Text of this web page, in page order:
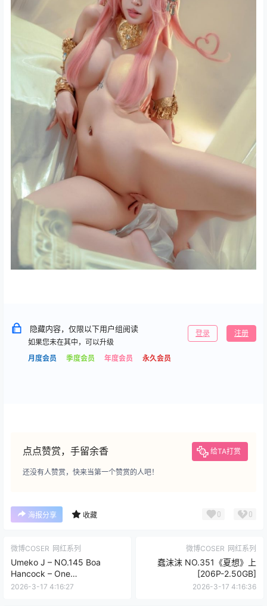
隐藏内容，仅限以下用户组阅读
如果您未在其中，可以升级
月度会员
季度会员 年度会员 永久会员
登录 注册
点点赞赏，手留余香 给TA打赏
还没有人赞赏，快来当第一个赞赏的人吧！
海报分享 收藏 0 0
微博COSER 网红系列
Umeko J – NO.145 Boa
Hancock – One
Piece[118P9V-1.91GB]VIP
2026-3-17 4:16:27
微博COSER 网红系列
蠢沫沫 NO.351《夏想》上
[206P-2.50GB]
2026-3-17 4:16:36